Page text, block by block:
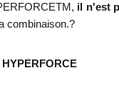
il n'est
combinaison.?